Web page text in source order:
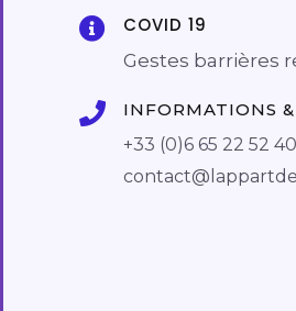
COVID 19
Gestes barrières
INFORMATIONS
+33 (0)6 65 22 52 40